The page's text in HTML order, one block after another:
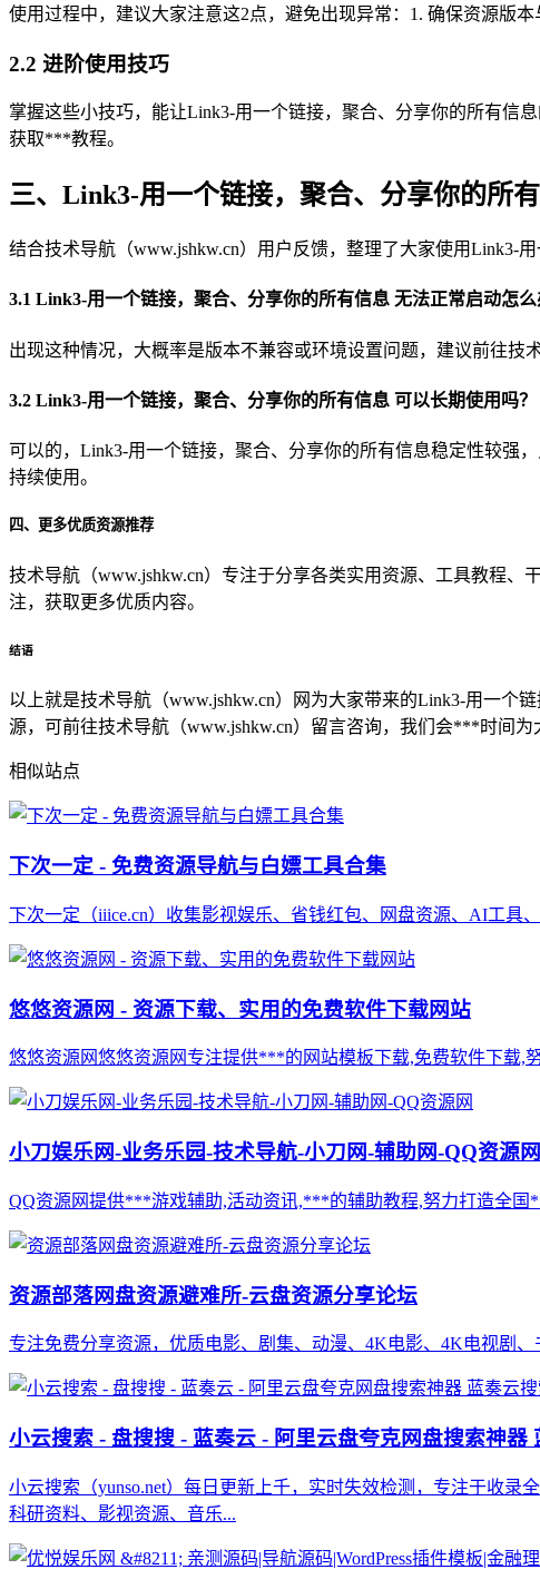
使用过程中，建议大家注意这2点，避免出现异常：1. 确保资源版
2.2 进阶使用技巧
掌握这些小技巧，能让Link3-用一个链接，聚合、分享你的所有信
获取***教程。
三、Link3-用一个链接，聚合、分享你的所
结合技术导航（www.jshkw.cn）用户反馈，整理了大家使用Link3-
3.1 Link3-用一个链接，聚合、分享你的所有信息 无法正常启动怎么
出现这种情况，大概率是版本不兼容或环境设置问题，建议前往技
3.2 Link3-用一个链接，聚合、分享你的所有信息 可以长期使用吗？
可以的，Link3-用一个链接，聚合、分享你的所有信息稳定性较强
持续使用。
四、更多优质资源推荐
技术导航（www.jshkw.cn）专注于分享各类实用资源、工具教程
注，获取更多优质内容。
结语
以上就是技术导航（www.jshkw.cn）网为大家带来的Link3-用一个
源，可前往技术导航（www.jshkw.cn）留言咨询，我们会***时间为
相似站点
下次一定 - 免费资源导航与白嫖工具合集
下次一定（iiice.cn）收集影视娱乐、省钱红包、网盘资源、AI工具
悠悠资源网 - 资源下载、实用的免费软件下载网站
悠悠资源网悠悠资源网专注提供***的网站模板下载,免费软件下载,
小刀娱乐网-业务乐园-技术导航-小刀网-辅助网-QQ资源网
QQ资源网提供***游戏辅助,活动资讯,***的辅助教程,努力打造全国
资源部落网盘资源避难所-云盘资源分享论坛
专注免费分享资源，优质电影、剧集、动漫、4K电影、4K电视剧
小云搜索 - 盘搜搜 - 蓝奏云 - 阿里云盘夸克网盘搜索神器
小云搜索（yunso.net）每日更新上千，实时失效检测，专注于收
科研资料、影视资源、音乐...